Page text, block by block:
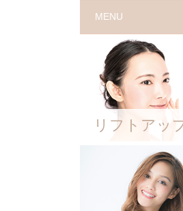
MENU
リフトアッ